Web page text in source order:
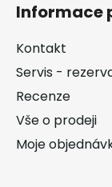
Informace
Kontakt
Servis -
Recenze
Vše o prodeji
Moje